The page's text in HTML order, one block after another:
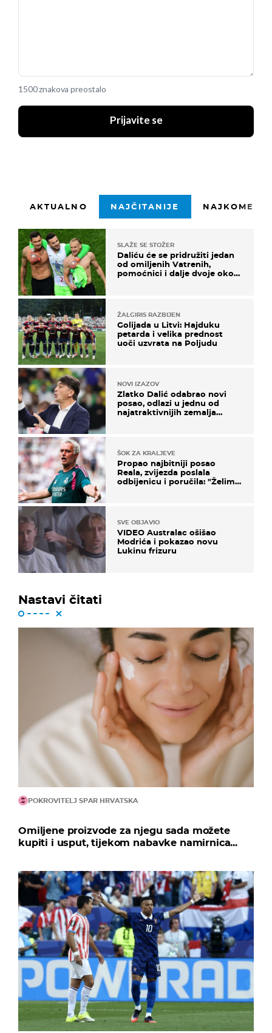
1500 znakova preostalo
Prijavite se
AKTUALNO NAJČITANIJE
SLAŽE SE STOŽER
Daliću će se pridružiti jedan
od omiljenih Vatrenih,
pomoćnici i dalje dvoje oko
ŽALGIRIS RAZBIJEN
Golijada u Litvi: Hajduku
petarda i velika prednost
uoči uzvrata na Poljudu
NOVI IZAZOV
Zlatko Dalić odabrao novi
posao, odlazi u jednu od
najatraktivnijih zemalja
ŠOK ZA KRALJEVE
Propao najbitniji posao
Reala, zvijezda poslala
odbijenicu i poručila: "Želim
SVE OBJAVIO
VIDEO Australac ošišao
Modrića i pokazao novu
Lukinu frizuru
Nastavi čitati
POKROVITELJ SPAR HRVATSKA
Omiljene proizvode za njegu sada možete
kupiti i usput, tijekom nabavke namirnica...